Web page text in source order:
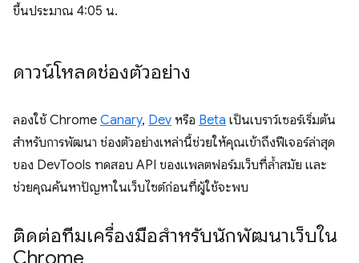
ขึ้นประมาณ 4:05 น.
ดาวน์โหลดช่องตัวอย่าง
ลองใช้ Chrome Canary, Dev หรือ Beta เป็นเบราว์เซอร์เริ่มต้น
สำหรับการพัฒนา ช่องตัวอย่างเหล่านี้ช่วยให้คุณเข้าถึงฟีเจอร์ล่าสุด
ของ DevTools ทดสอบ API ของแพลตฟอร์มเว็บที่ล้ำสมัย และ
ช่วยคุณค้นหาปัญหาในเว็บไซต์ก่อนที่ผู้ใช้จะพบ
ติดต่อทีมเครื่องมือสำหรับนักพัฒนาเว็บใน